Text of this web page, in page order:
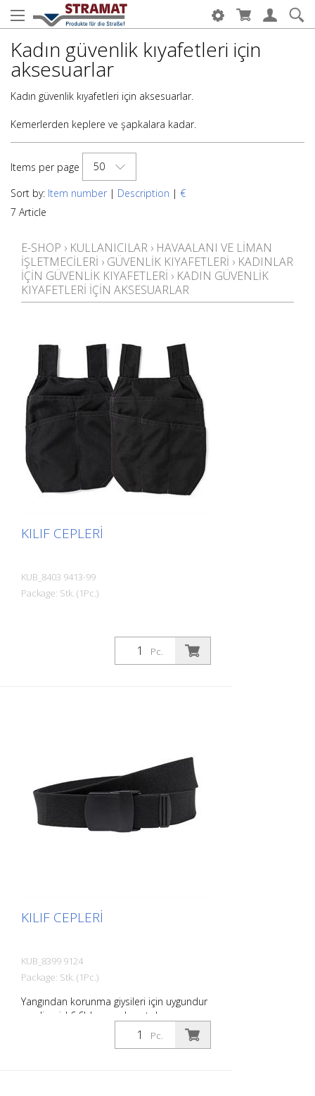
Kadın güvenlik kıyafetleri için
aksesuarlar
Kadın güvenlik kıyafetleri için aksesuarlar.
Kemerlerden keplere ve şapkalara kadar.
Items per page
50
Sort by: Item number | Description | €
7 Article
E-SHOP › KULLANICILAR › HAVAALANI VE LIMAN
IŞLETMECILERI › GÜVENLIK KIYAFETLERI › KADINLAR
IÇIN GÜVENLIK KIYAFETLERI › KADIN GÜVENLIK
KIYAFETLERI IÇIN AKSESUARLAR
KILIF CEPLERI
KUB_8403 9413-99
Package: Stk. (1Pc.)
Pc.
KILIF CEPLERI
KUB_8399 9124
Package: Stk. (1Pc.)
Yangından korunma giysileri için uygundur
- poliamid 6.6'dan yapılmış toka ve uç
parçası - aleve dayanıklı - Genişlik: 38mm
- Mekanik esnemeye bağlı esneklik - EN
Pc.